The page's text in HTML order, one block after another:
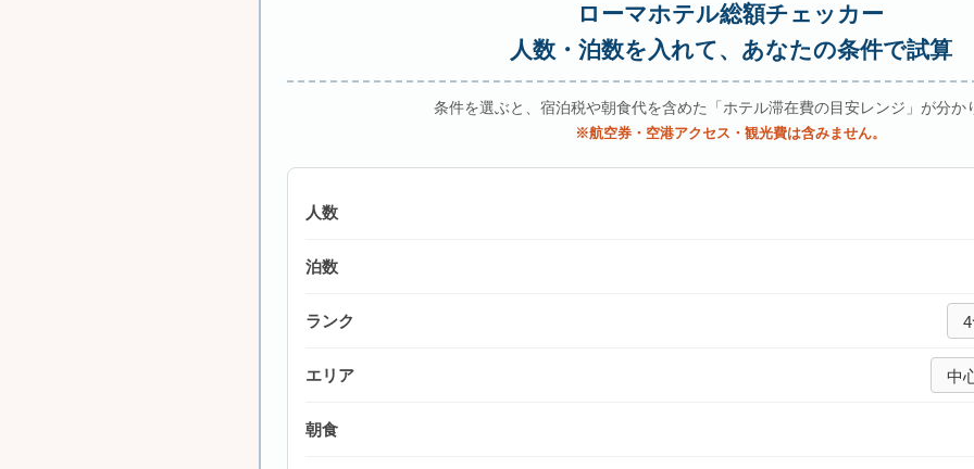
ローマホテル総額チェッカー
人数・泊数を入れて、あなたの条件で試算
条件を選ぶと、宿泊税や朝食代を含めた「ホテル滞在費の目安レンジ」が分か
※航空券・空港アクセス・観光費は含みません。
人数
泊数
ランク
エリア
朝食